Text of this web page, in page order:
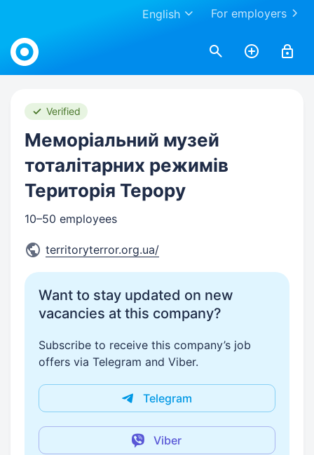
For employers
English
Work.ua
Verified
Меморіальний музей
тоталітарних режимів
Територія Терору
10–50 employees
territoryterror.org.ua/
Want to stay updated on new
vacancies at this company?
Subscribe to receive this company’s job
offers via Telegram and Viber.
Telegram
Viber